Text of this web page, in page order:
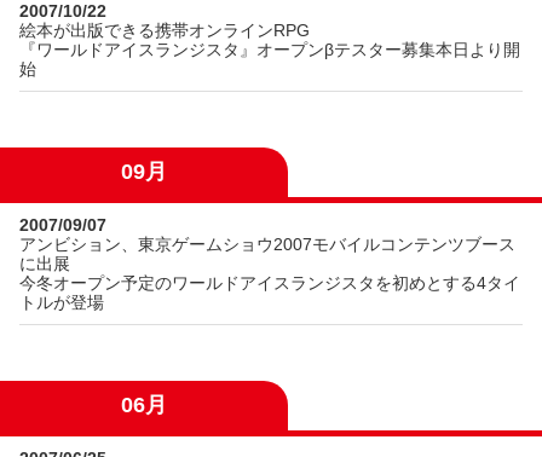
2007/10/22
絵本が出版できる携帯オンラインRPG
『ワールドアイスランジスタ』オープンβテスター募集本日より開
始
09月
2007/09/07
アンビション、東京ゲームショウ2007モバイルコンテンツブース
に出展
今冬オープン予定のワールドアイスランジスタを初めとする4タイ
トルが登場
06月